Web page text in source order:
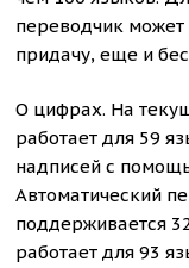
переводчик может
придачу, еще и
О цифрах. На
работает для 59
надписей с
Автоматический
поддерживается
работает для 93